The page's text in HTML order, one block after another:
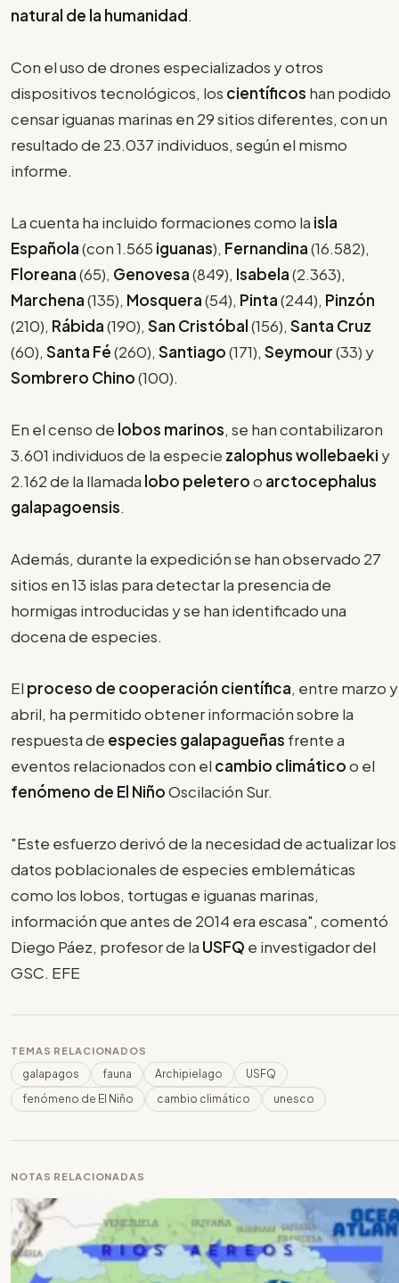
natural de la humanidad.
Con el uso de drones especializados y otros
dispositivos tecnológicos, los científicos han podido
censar iguanas marinas en 29 sitios diferentes, con un
resultado de 23.037 individuos, según el mismo
informe.
La cuenta ha incluido formaciones como la isla
Española(con 1.565 iguanas), Fernandina(16.582),
Floreana(65), Genovesa(849), Isabela(2.363),
Marchena(135), Mosquera(54), Pinta(244), Pinzón
(210), Rábida(190), San Cristóbal(156), Santa Cruz
(60), Santa Fé(260), Santiago(171), Seymour(33) y
Sombrero Chino(100).
En el censo de lobos marinos, se han contabilizaron
3.601 individuos de la especie zalophus wollebaeki y
2.162 de la llamada lobo peleteroo arctocephalus
galapagoensis.
Además, durante la expedición se han observado 27
sitios en 13 islas para detectar la presencia de
hormigas introducidas y se han identificado una
docena de especies.
El proceso de cooperación científica, entre marzo y
abril, ha permitido obtener información sobre la
respuesta de especies galapagueñas frente a
eventos relacionados con el cambio climáticoo el
fenómeno de El NiñoOscilación Sur.
"Este esfuerzo derivó de la necesidad de actualizar los
datos poblacionales de especies emblemáticas
como los lobos, tortugas e iguanas marinas,
información que antes de 2014 era escasa", comentó
Diego Páez, profesor de la USFQ e investigador del
GSC. EFE
TEMAS RELACIONADOS
galapagos fauna Archipielago
USFQ
fenómeno de El Niño
cambio climático unesco
NOTAS RELACIONADAS